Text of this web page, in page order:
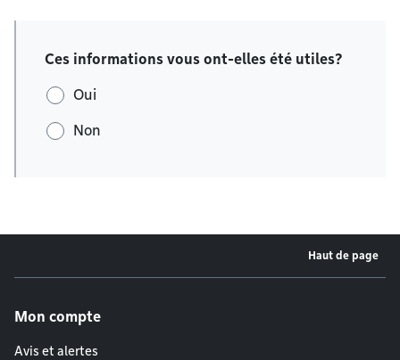
Ces informations vous ont-elles été utiles?
Oui
Non
Haut de page
Mon compte
Avis et alertes